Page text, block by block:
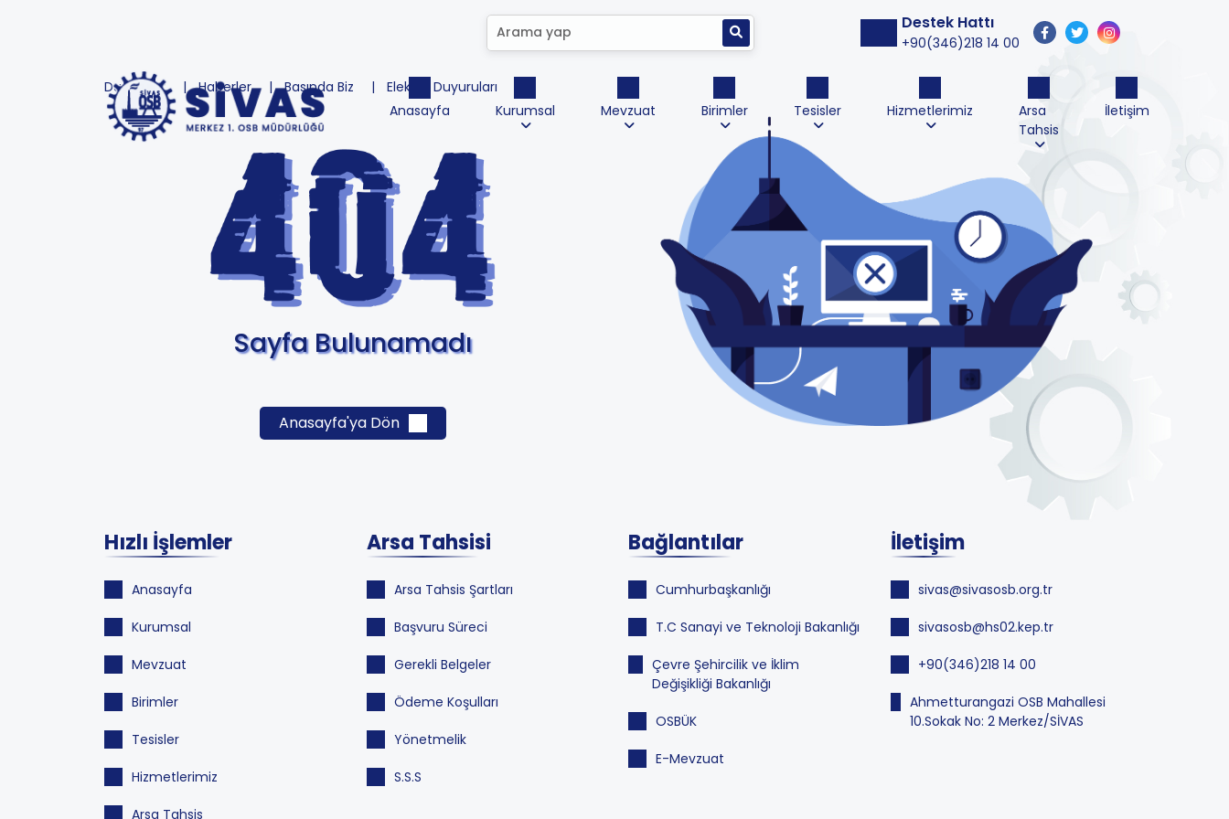
Destek Hattı
+90(346)218 14 00
Duyurular Haberler Basında Biz
Elektrik Duyuruları
Anasayfa
Kurumsal Mevzuat Birimler Tesisler Hizmetlerimiz
Arsa
Tahsis
İletişim
Sayfa Bulunamadı
Anasayfa'ya Dön
Hızlı İşlemler
Anasayfa
Kurumsal
Mevzuat
Birimler
Tesisler
Hizmetlerimiz
Arsa Tahsis
Arsa Tahsisi
Arsa Tahsis Şartları
Başvuru Süreci
Gerekli Belgeler
Ödeme Koşulları
Yönetmelik
S.S.S
Bağlantılar
Cumhurbaşkanlığı
T.C Sanayi ve Teknoloji Bakanlığı
Çevre Şehircilik ve İklim
Değişikliği Bakanlığı
OSBÜK
E-Mevzuat
İletişim
sivas@sivasosb.org.tr
sivasosb@hs02.kep.tr
+90(346)218 14 00
Ahmetturangazi OSB Mahallesi
10.Sokak No: 2 Merkez/SİVAS